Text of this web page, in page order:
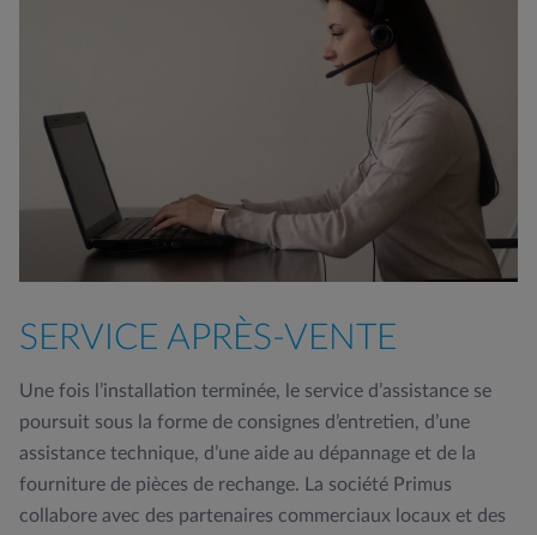
SERVICE APRÈS-VENTE
Une fois l’installation terminée, le service d’assistance se
poursuit sous la forme de consignes d’entretien, d’une
assistance technique, d’une aide au dépannage et de la
fourniture de pièces de rechange. La société Primus
collabore avec des partenaires commerciaux locaux et des